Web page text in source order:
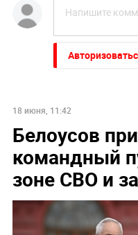
18 июня, 11:42
Белоусов
командный
зоне СВО и